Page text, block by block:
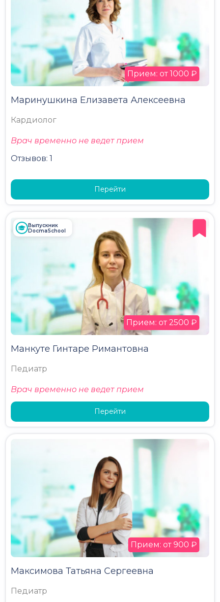
Маринушкина Елизавета Алексеевна
Кардиолог
Врач временно не ведет прием
Отзывов: 1
Прием: от 1000 ₽
Перейти
Выпускник
DocmaSchool
Манкуте Гинтаре Римантовна
Педиатр
Врач временно не ведет прием
Прием: от 2500 ₽
Перейти
Максимова Татьяна Сергеевна
Педиатр
Прием: от 900 ₽